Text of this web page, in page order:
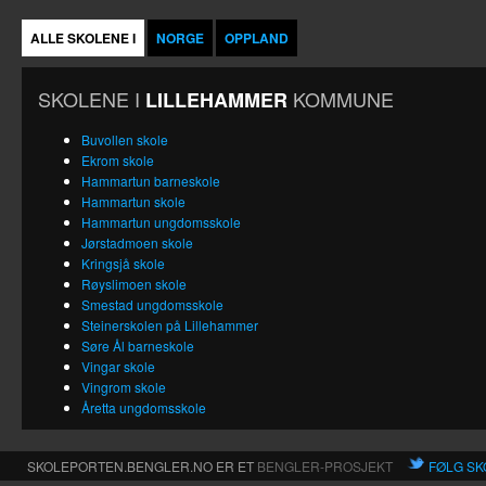
ALLE SKOLENE I NORGE OPPLAND
SKOLENE I LILLEHAMMER KOMMUNE
Buvollen skole
Ekrom skole
Hammartun barneskole
Hammartun skole
Hammartun ungdomsskole
Jørstadmoen skole
Kringsjå skole
Røyslimoen skole
Smestad ungdomsskole
Steinerskolen på Lillehammer
Søre Ål barneskole
Vingar skole
Vingrom skole
Åretta ungdomsskole
SKOLEPORTEN.BENGLER.NO ER ET BENGLER-PROSJEKT FØLG